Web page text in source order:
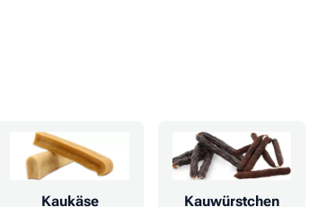
Kaukäse Kauwürstchen